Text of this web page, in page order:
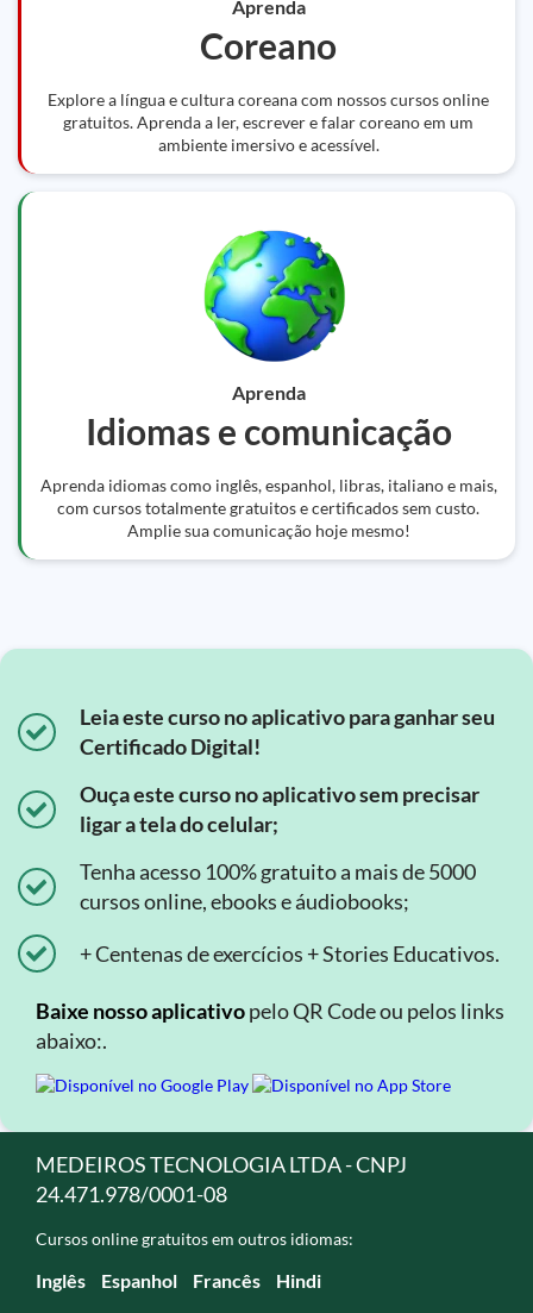
Aprenda
Coreano
Explore a língua e cultura coreana com nossos cursos online
gratuitos. Aprenda a ler, escrever e falar coreano em um
ambiente imersivo e acessível.
Aprenda
Idiomas e comunicação
Aprenda idiomas como inglês, espanhol, libras, italiano e mais,
com cursos totalmente gratuitos e certificados sem custo.
Amplie sua comunicação hoje mesmo!
Leia este curso no aplicativo para ganhar seu
Certificado Digital!
Ouça este curso no aplicativo sem precisar
ligar a tela do celular;
Tenha acesso 100% gratuito a mais de 5000
cursos online, ebooks e áudiobooks;
+ Centenas de exercícios + Stories Educativos.
Baixe nosso aplicativopelo QR Code ou pelos links
abaixo:.
MEDEIROS TECNOLOGIA LTDA - CNPJ
24.471.978/0001-08
Cursos online gratuitos em outros idiomas:
Inglês Espanhol Francês Hindi